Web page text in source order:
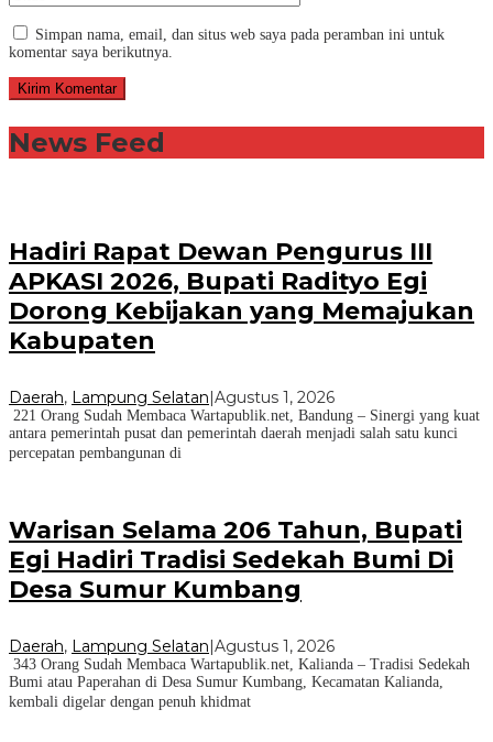
Simpan nama, email, dan situs web saya pada peramban ini untuk
komentar saya berikutnya.
News Feed
Hadiri Rapat Dewan Pengurus III
APKASI 2026, Bupati Radityo Egi
Dorong Kebijakan yang Memajukan
Kabupaten
Daerah, Lampung Selatan Agustus 1, 2026
221 Orang Sudah Membaca Wartapublik.net, Bandung – Sinergi yang kuat
antara pemerintah pusat dan pemerintah daerah menjadi salah satu kunci
percepatan pembangunan di
Warisan Selama 206 Tahun, Bupati
Egi Hadiri Tradisi Sedekah Bumi Di
Desa Sumur Kumbang
Daerah, Lampung Selatan|Agustus 1, 2026
343 Orang Sudah Membaca Wartapublik.net, Kalianda – Tradisi Sedekah
Bumi atau Paperahan di Desa Sumur Kumbang, Kecamatan Kalianda,
kembali digelar dengan penuh khidmat